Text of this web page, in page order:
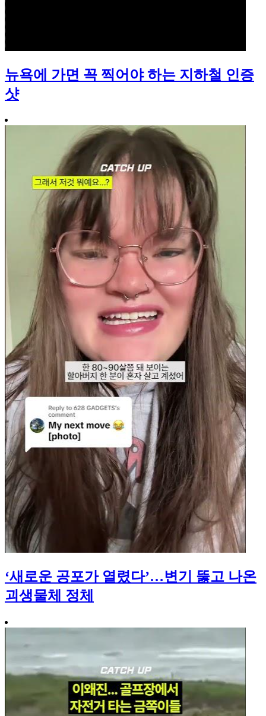
뉴욕에 가면 꼭 찍어야 하는 지하철 인증
샷
‘새로운 공포가 열렸다’…변기 뚫고 나온
괴생물체 정체